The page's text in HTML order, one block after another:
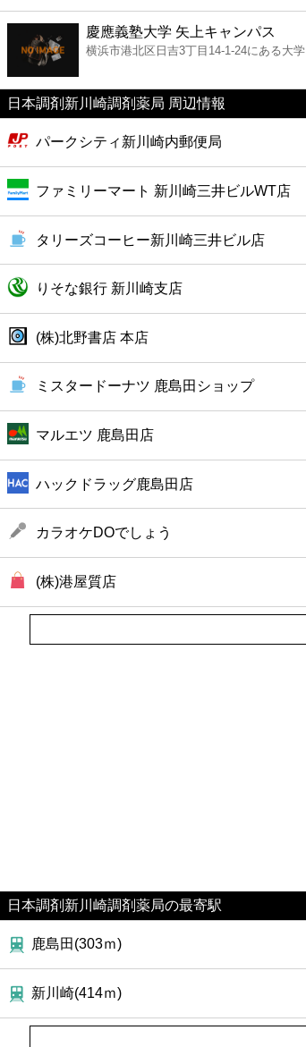
ファーストフード
カフェ
ショッピング
公共
病院
ホテル
慶應義塾大学 矢上キャンパス
横浜市港北区日吉3丁目14-1-24にある大学
日本調剤新川崎調剤薬局 周辺情報
パークシティ新川崎内郵便局
ファミリーマート 新川崎三井ビルWT店
タリーズコーヒー新川崎三井ビル店
りそな銀行 新川崎支店
(株)北野書店 本店
ミスタードーナツ 鹿島田ショップ
マルエツ 鹿島田店
ハックドラッグ鹿島田店
カラオケDOでしょう
(株)港屋質店
日本調剤新川崎調剤薬局の最寄駅
鹿島田(303ｍ)
新川崎(414ｍ)